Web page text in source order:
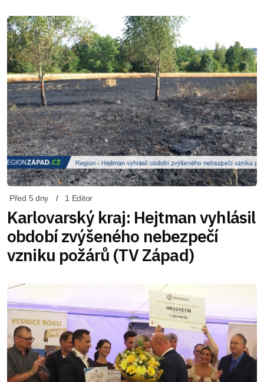
Před 5 dny 1 Editor
Karlovarský kraj: Hejtman vyhlásil
období zvýšeného nebezpečí
vzniku požárů (TV Západ)